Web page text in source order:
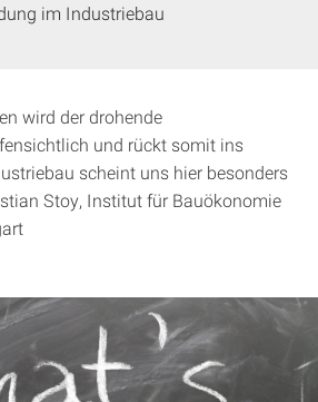
im Industriebau
wird der drohende
und rückt somit ins
scheint uns hier besonders
Stoy, Institut für Bauökonomie